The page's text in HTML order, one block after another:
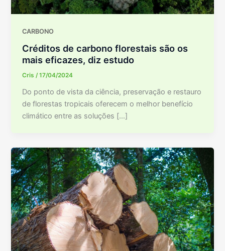
CARBONO
Créditos de carbono florestais são os
mais eficazes, diz estudo
Cris/17/04/2024
Do ponto de vista da ciência, preservação e restauro
de florestas tropicais oferecem o melhor benefício
climático entre as soluções […]